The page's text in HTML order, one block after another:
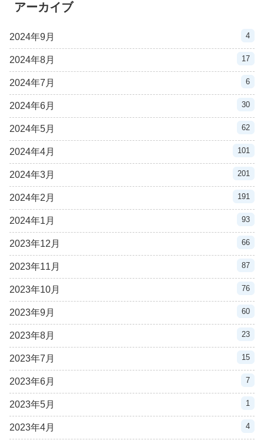
アーカイブ
2024年9月 4
2024年8月 17
2024年7月 6
2024年6月 30
2024年5月 62
2024年4月 101
2024年3月 201
2024年2月 191
2024年1月 93
2023年12月 66
2023年11月 87
2023年10月 76
2023年9月 60
2023年8月 23
2023年7月 15
2023年6月 7
2023年5月 1
2023年4月 4